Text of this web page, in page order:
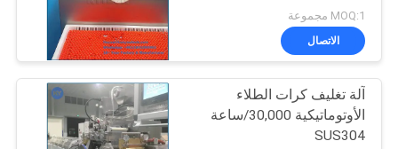
MOQ:1 مجموعة
الاتصال
آلة تغليف كرات الطلاء
الأوتوماتيكية 30,000/ساعة
SUS304